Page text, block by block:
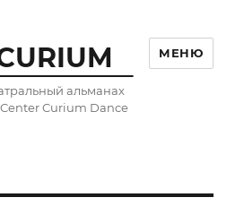
альманах
Curium Dance
МЕНЮ